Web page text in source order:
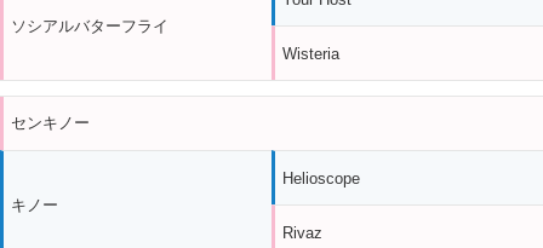
ソシアルバターフライ
Wisteria
センキノー
キノー
Helioscope
Rivaz